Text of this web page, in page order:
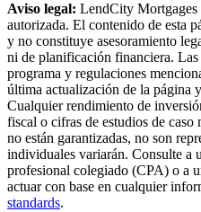
Aviso legal: LendCity Mortgages
autorizada. El contenido de esta
y no constituye asesoramiento
ni de planificación financiera. Las
programa y regulaciones
última actualización de la página
Cualquier rendimiento de
fiscal o cifras de estudios de
no están garantizadas, no son
individuales variarán. Consulte a
profesional colegiado (CPA) o a
actuar con base en cualquier
standards.